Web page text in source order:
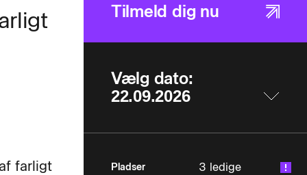
farligt
Tilmeld dig nu
Vælg dato:
Pladser 3 ledige